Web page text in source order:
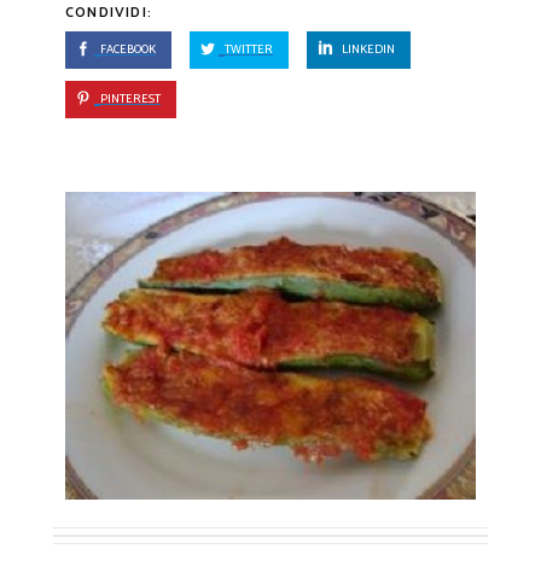
CONDIVIDI:
FACEBOOK TWITTER LINKEDIN
PINTEREST